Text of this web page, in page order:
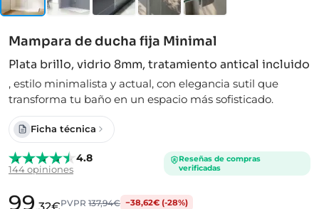
Mampara de ducha fija Minimal
Plata brillo, vidrio 8mm, tratamiento antical incluido
, estilo minimalista y actual, con elegancia sutil que
transforma tu baño en un espacio más sofisticado.
Ficha técnica
4.8
144 opiniones
Reseñas de compras
verificadas
99,32€PVPR137,94€ −38,62€ (-28%)